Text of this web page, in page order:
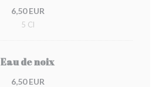
6,50 EUR
5 Cl
Eau de noix
6,50 EUR